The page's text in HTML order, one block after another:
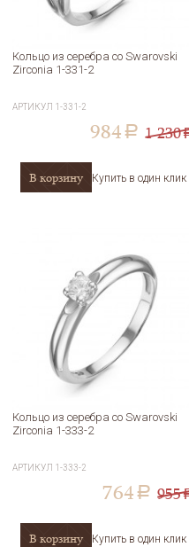
Кольцо из серебра со Swarovski
Zirconia 1-331-2
АРТИКУЛ 1-331-2
984 a 1 230
В корзину Купить в один клик
Кольцо из серебра со Swarovski
Zirconia 1-333-2
АРТИКУЛ 1-333-2
764 a 955
В корзину Купить в один клик